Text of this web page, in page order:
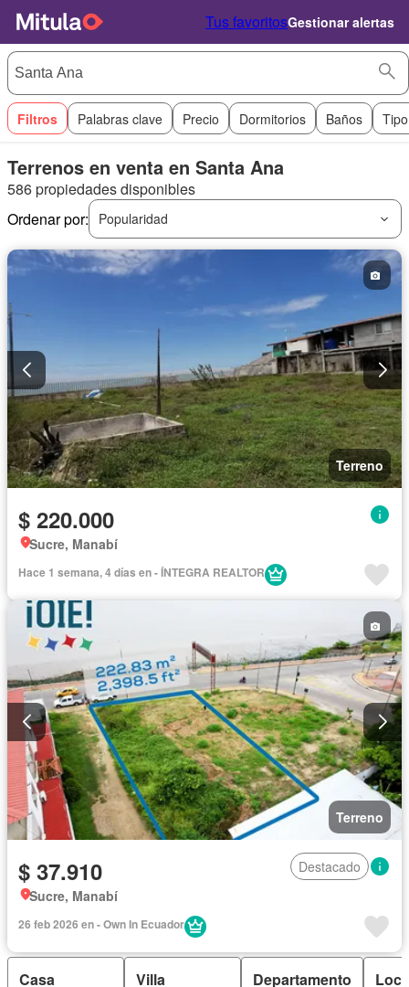
Tus favoritosGestionar alertas
Filtros Palabras clave Precio Dormitorios Baños
Terrenos en venta en Santa Ana
586 propiedades disponibles
Ordenar por:
Popularidad
Terreno
$ 220.000
Sucre, Manabí
Hace 1 semana, 4 días en - ÍNTEGRA REALTOR
Terreno
$ 37.910
Destacado
Sucre, Manabí
26 feb 2026 en - Own In Ecuador
Casa Villa Departamento